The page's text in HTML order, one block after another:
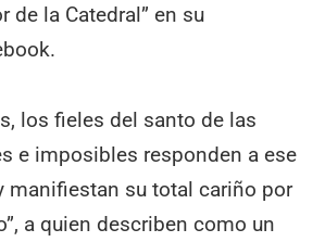
de la Catedral” en su
los fieles del santo de las
e imposibles responden a ese
manifiestan su total cariño por
a quien describen como un